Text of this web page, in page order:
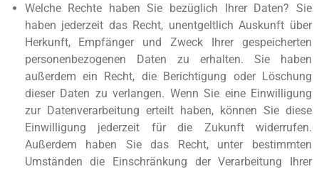
Welche Rechte haben Sie bezüglich Ihrer Daten? Sie
haben jederzeit das Recht, unentgeltlich Auskunft über
Herkunft, Empfänger und Zweck Ihrer gespeicherten
personenbezogenen Daten zu erhalten. Sie haben
außerdem ein Recht, die Berichtigung oder Löschung
dieser Daten zu verlangen. Wenn Sie eine Einwilligung
zur Datenverarbeitung erteilt haben, können Sie diese
Einwilligung jederzeit für die Zukunft widerrufen.
Außerdem haben Sie das Recht, unter bestimmten
Umständen die Einschränkung der Verarbeitung Ihrer